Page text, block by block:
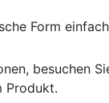
Form
besuchen
Produkt.